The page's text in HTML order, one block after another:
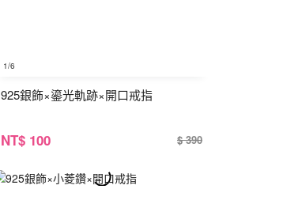
1/6
925銀飾×鎏光軌跡×開口戒指
NT$ 100 $ 390